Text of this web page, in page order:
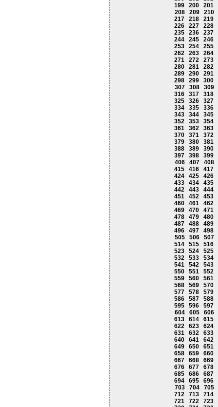
199
200
201
208
209
210
217
218
219
226
227
228
235
236
237
244
245
246
253
254
255
262
263
264
271
272
273
280
281
282
289
290
291
298
299
300
307
308
309
316
317
318
325
326
327
334
335
336
343
344
345
352
353
354
361
362
363
370
371
372
379
380
381
388
389
390
397
398
399
406
407
408
415
416
417
424
425
426
433
434
435
442
443
444
451
452
453
460
461
462
469
470
471
478
479
480
487
488
489
496
497
498
505
506
507
514
515
516
523
524
525
532
533
534
541
542
543
550
551
552
559
560
561
568
569
570
577
578
579
586
587
588
595
596
597
604
605
606
613
614
615
622
623
624
631
632
633
640
641
642
649
650
651
658
659
660
667
668
669
676
677
678
685
686
687
694
695
696
703
704
705
712
713
714
721
722
723